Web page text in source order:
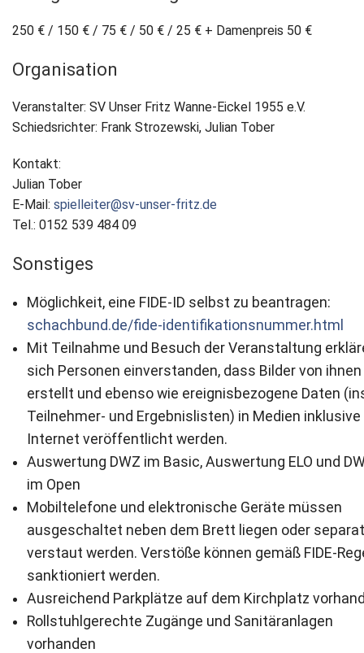
250 € / 150 € / 75 € / 50 € / 25 € + Damenpreis 50 €
Organisation
Veranstalter: SV Unser Fritz Wanne-Eickel 1955 e.V.
Schiedsrichter: Frank Strozewski, Julian Tober
Kontakt:
Julian Tober
E-Mail: spielleiter@sv-unser-fritz.de
Tel.: 0152 539 484 09
Sonstiges
Möglichkeit, eine FIDE-ID selbst zu beantragen:
schachbund.de/fide-identifikationsnummer.html
Mit Teilnahme und Besuch der Veranstaltung
sich Personen einverstanden, dass Bilder von ihnen
erstellt und ebenso wie ereignisbezogene Daten
Teilnehmer- und Ergebnislisten) in Medien inklusive
Internet veröffentlicht werden.
Auswertung DWZ im Basic, Auswertung ELO und
im Open
Mobiltelefone und elektronische Geräte müssen
ausgeschaltet neben dem Brett liegen oder separat
verstaut werden. Verstöße können gemäß FIDE-
sanktioniert werden.
Ausreichend Parkplätze auf dem Kirchplatz
Rollstuhlgerechte Zugänge und Sanitäranlagen
vorhanden